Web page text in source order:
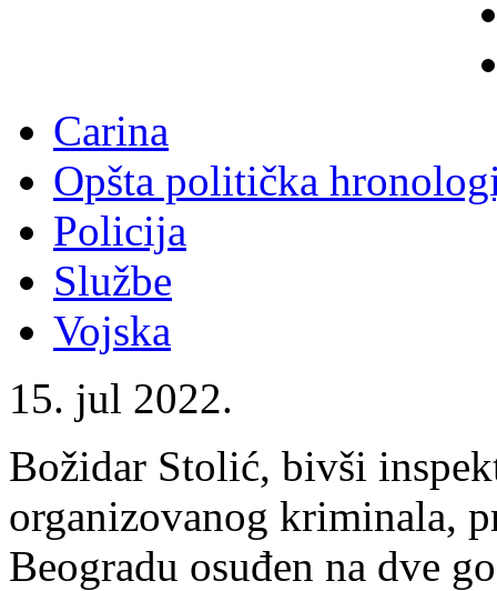
Carina
Opšta politička
Policija
Službe
Vojska
15. jul 2022.
Božidar Stolić, bivši
organizovanog kriminala,
Beogradu osuđen na dve